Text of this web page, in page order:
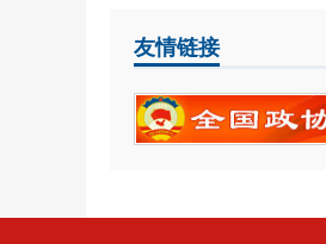
友情链接